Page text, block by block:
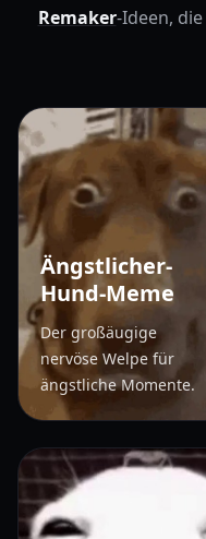
Remaker-Ideen,
Ängstlicher-
Hund-Meme
Der großäugige
nervöse Welpe für
ängstliche Momente.